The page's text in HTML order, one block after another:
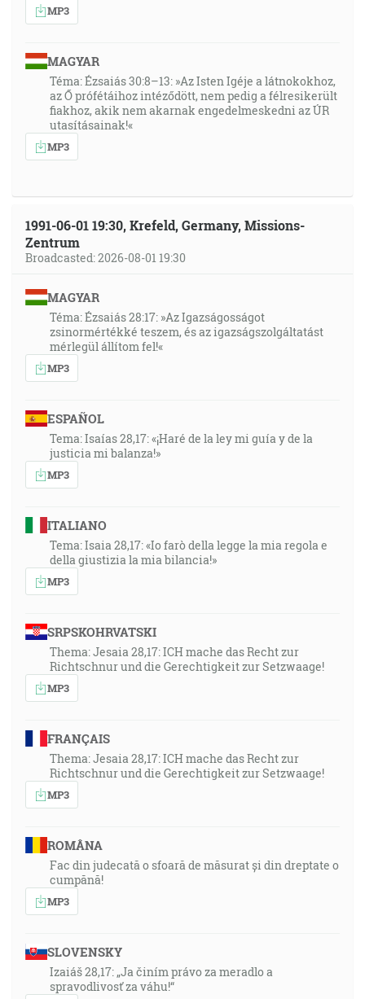
MP3
MAGYAR
Téma: Ézsaiás 30:8–13: »Az Isten Igéje a látnokokhoz,
az Ő prófétáihoz intéződött, nem pedig a félresikerült
fiakhoz, akik nem akarnak engedelmeskedni az ÚR
utasításainak!«
MP3
1991-06-01 19:30, Krefeld, Germany, Missions-
Zentrum
Broadcasted: 2026-08-01 19:30
MAGYAR
Téma: Ézsaiás 28:17: »Az Igazságosságot
zsinormértékké teszem, és az igazságszolgáltatást
mérlegül állítom fel!«
MP3
ESPAÑOL
Tema: Isaías 28,17: «¡Haré de la ley mi guía y de la
justicia mi balanza!»
MP3
ITALIANO
Tema: Isaia 28,17: «Io farò della legge la mia regola e
della giustizia la mia bilancia!»
MP3
SRPSKOHRVATSKI
Thema: Jesaia 28,17: ICH mache das Recht zur
Richtschnur und die Gerechtigkeit zur Setzwaage!
MP3
FRANÇAIS
Thema: Jesaia 28,17: ICH mache das Recht zur
Richtschnur und die Gerechtigkeit zur Setzwaage!
MP3
ROMÂNA
Fac din judecată o sfoară de măsurat și din dreptate o
cumpănă!
MP3
SLOVENSKY
Izaiáš 28,17: „Ja činím právo za meradlo a
spravodlivosť za váhu!“